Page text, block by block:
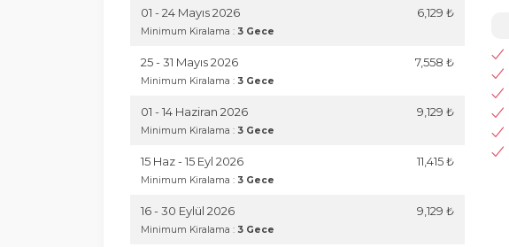
01 - 24 Mayıs 2026
Minimum Kiralama : 3 Gece
6,129 ₺
25 - 31 Mayıs 2026
Minimum Kiralama : 3 Gece
7,558 ₺
01 - 14 Haziran 2026
Minimum Kiralama : 3 Gece
9,129 ₺
15 Haz - 15 Eyl 2026
Minimum Kiralama : 3 Gece
11,415 ₺
16 - 30 Eylül 2026
Minimum Kiralama : 3 Gece
9,129 ₺